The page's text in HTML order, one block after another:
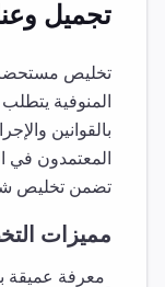
تجميل
تخليص
المنوفية
بالقوانين
المعتمدون في
تضمن تخليص
مميزات
معرفة عميقة